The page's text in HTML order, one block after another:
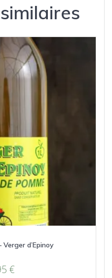
Verger d’Epinoy
€